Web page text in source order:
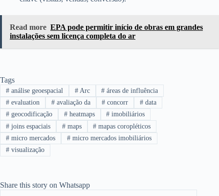
Read more EPA pode permitir início de obras em grandes
instalações sem licença completa do ar
Tags
#análise geoespacial #Arc # áreas de influência
#evaluation #avaliação da # concorr # data
#geocodificação #heatmaps # imobiliários
#joins espaciais #maps # mapas coropléticos
#micro mercados #micro mercados imobiliários
#visualização
Share this story on Whatsapp